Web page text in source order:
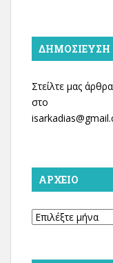
ΔΗΜΟΣΊΕΥΣΗ
Στείλτε μας
στο
ΑΡΧΕΊΟ
Αρχείο